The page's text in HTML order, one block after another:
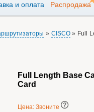
и оплата Распродажа
» CISCO» Full
Full Length Base
Card
Цена: Звоните